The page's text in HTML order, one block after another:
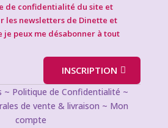
de confidentialité du site et
les newsletters de Dinette et
je peux me désabonner à tout
INSCRIPTION
~ Politique de Confidentialité ~
de vente & livraison ~ Mon
compte